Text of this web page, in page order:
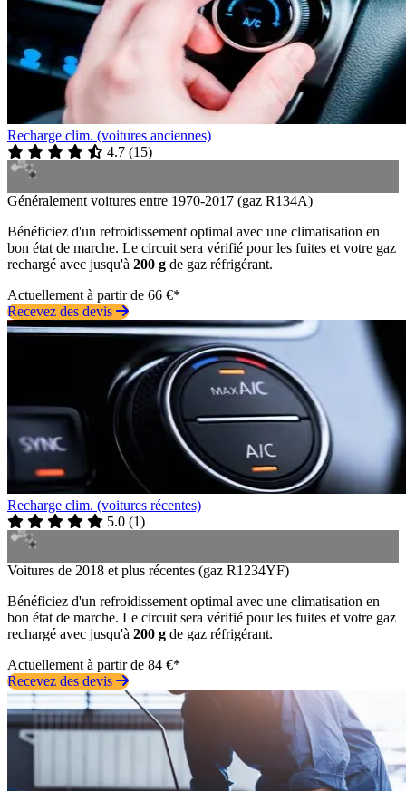
Recharge clim. (voitures anciennes)
4.7 (15)
Généralement voitures entre 1970-2017 (gaz R134A)
Bénéficiez d'un refroidissement optimal avec une climatisation en
bon état de marche. Le circuit sera vérifié pour les fuites et votre gaz
rechargé avec jusqu'à 200 g de gaz réfrigérant.
Actuellement à partir de 66 €*
Recevez des devis
Recharge clim. (voitures récentes)
5.0 (1)
Voitures de 2018 et plus récentes (gaz R1234YF)
Bénéficiez d'un refroidissement optimal avec une climatisation en
bon état de marche. Le circuit sera vérifié pour les fuites et votre gaz
rechargé avec jusqu'à 200 g de gaz réfrigérant.
Actuellement à partir de 84 €*
Recevez des devis